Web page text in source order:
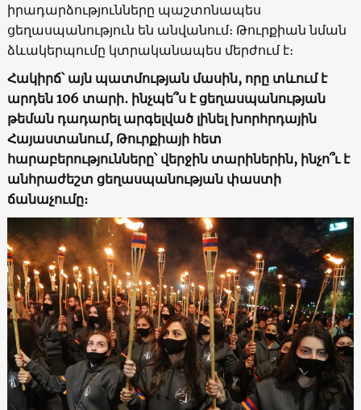
իրադարձությունները պաշտոնապես
ցեղասպանություն են անվանում։ Թուրքիան նման
ձևակերպումը կտրականապես մերժում է։
Հակիրճ՝ այն պատմության մասին, որը տևում է
արդեն 106 տարի․ ինչպե՞ս է ցեղասպանության
թեման դադարել արգելված լինել խորհրդային
Հայաստանում, Թուրքիայի հետ
հարաբերությունները՝ վերջին տարիներին, ինչո՞ւ է
անհրաժեշտ ցեղասպանության փաստի
ճանաչումը։